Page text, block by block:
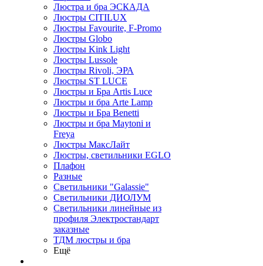
Люстра и бра ЭСКАДА
Люстры CITILUX
Люстры Favourite, F-Promo
Люстры Globo
Люстры Kink Light
Люстры Lussole
Люстры Rivoli, ЭРА
Люстры ST LUCE
Люстры и Бра Artis Luce
Люстры и бра Arte Lamp
Люстры и Бра Benetti
Люстры и бра Maytoni и
Freya
Люстры МаксЛайт
Люстры, светильники EGLO
Плафон
Разные
Светильники "Galassie"
Светильники ДИОЛУМ
Светильники линейные из
профиля Электростандарт
заказные
ТДМ люстры и бра
Ещё